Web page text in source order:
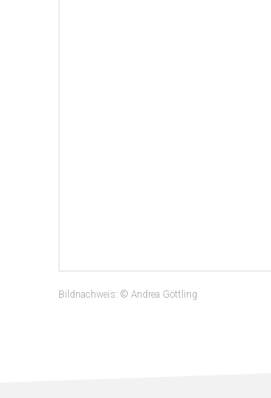
Bildnachweis: © Andrea Göttling